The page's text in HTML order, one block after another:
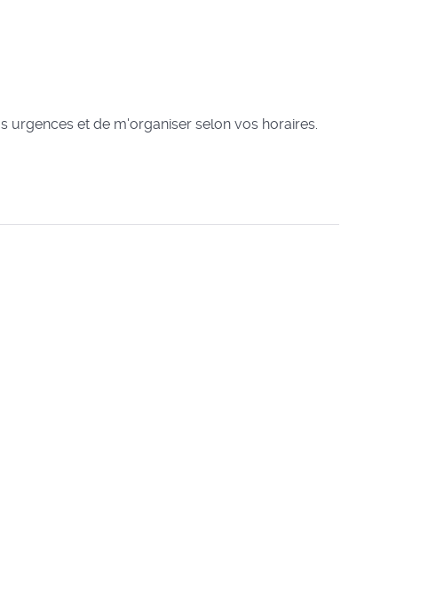
urgences et de m'organiser selon vos horaires.